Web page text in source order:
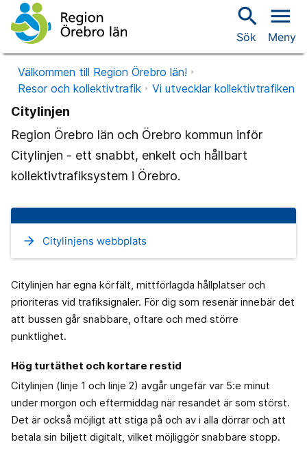
search
Sök
menu
Meny
Välkommen till Region Örebro län!
Resor och kollektivtrafik
Vi utvecklar kollektivtrafiken
Citylinjen
Region Örebro län och Örebro kommun inför
Citylinjen - ett snabbt, enkelt och hållbart
kollektivtrafiksystem i Örebro.
arrow_forward Citylinjens webbplats
Citylinjen har egna körfält, mittförlagda hållplatser och
prioriteras vid trafiksignaler. För dig som resenär innebär det
att bussen går snabbare, oftare och med större
punktlighet.
Hög turtäthet och kortare restid
Citylinjen (linje 1 och linje 2) avgår ungefär var 5:e minut
under morgon och eftermiddag när resandet är som störst.
Det är också möjligt att stiga på och av i alla dörrar och att
betala sin biljett digitalt, vilket möjliggör snabbare stopp.